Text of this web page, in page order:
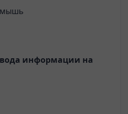
мышь
информации на